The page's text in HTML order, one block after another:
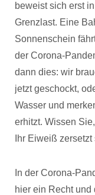
beweist sich erst
Grenzlast. Eine
Sonnenschein
der Corona-
dann dies: wir
jetzt geschockt,
Wasser und
erhitzt. Wissen
Ihr Eiweiß
In der Corona-
hier ein Recht und